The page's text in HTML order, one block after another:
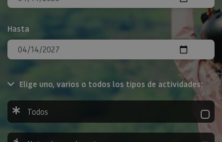
Hasta
Elige uno, varios o todos los tipos de actividades:
Todos